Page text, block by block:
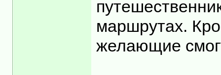
маршрутах.
желающие